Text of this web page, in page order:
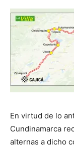
En virtud de lo
Cundinamarca
alternas a dicho